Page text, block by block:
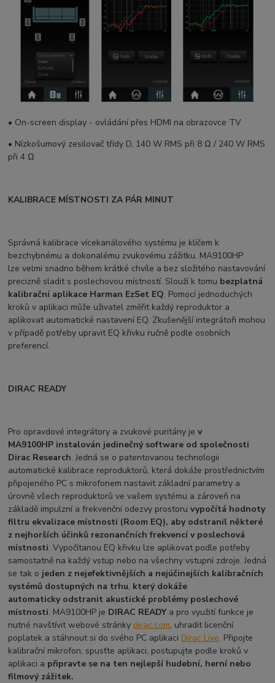
• On-screen display - ovládání přes HDMI na obrazovce TV
• Nízkošumový zesilovač třídy D, 140 W RMS při 8 Ω / 240 W RMS
při 4 Ω
KALIBRACE MÍSTNOSTI ZA PÁR MINUT
Správná kalibrace vícekanálového systému je klíčem k
bezchybnému a dokonalému zvukovému zážitku. MA9100HP
lze velmi snadno během krátké chvíle a bez složitého nastavování
precizně sladit s poslechovou místností. Slouží k tomu bezplatná
kalibrační aplikace Harman EzSet EQ. Pomocí jednoduchých
kroků v aplikaci může uživatel změřit každý reproduktor a
aplikovat automatické nastavení EQ. Zkušenější integrátoři mohou
v případě potřeby upravit EQ křivku ručně podle osobních
preferencí.
DIRAC READY
Pro opravdové integrátory a zvukové puritány jev
MA9100HP instalován jedinečný software od společnosti
Dirac Research. Jedná se o patentovanou technologii
automatické kalibrace reproduktorů, která dokáže prostřednictvím
připojeného PC s mikrofonem nastavit základní parametry a
úrovně všech reproduktorů ve vašem systému a zároveň na
základě impulzní a frekvenční odezvy prostoruvypočítá hodnoty
filtru ekvalizace místnosti (Room EQ), aby odstranil některé
z nejhorších účinků rezonančních frekvencí v poslechová
místnosti. Vypočítanou EQ křivku lze aplikovat podle potřeby
samostatně na každý vstup nebo na všechny vstupní zdroje. Jedná
se tak o jeden z nejefektivnějších a nejúčinejších kalibračních
systémů dostupných na trhu, který dokáže
automaticky odstranit akustické problémy poslechové
místnosti. MA9100HP je DIRAC READY a pro využití funkce je
nutné navštívit webové stránky dirac.com, uhradit licenční
poplatek a stáhnout si do svého PC aplikaci Dirac Live. Připojte
kalibrační mikrofon, spusťte aplikaci, postupujte podle kroků v
aplikaci a připravte se na ten nejlepší hudební, herní nebo
filmový zážitek.